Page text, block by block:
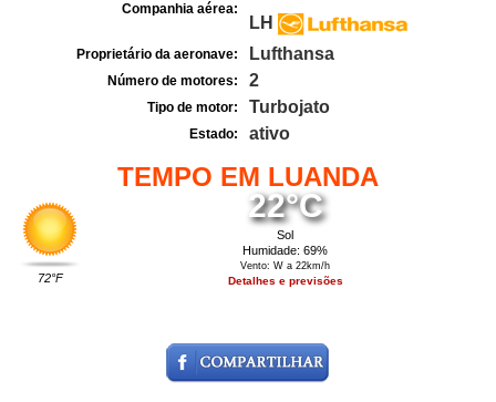
Companhia aérea:
LH
Proprietário da aeronave: Lufthansa
Número de motores: 2
Tipo de motor: Turbojato
Estado: ativo
TEMPO EM LUANDA
72°F
22°C
Sol
Humidade: 69%
Vento: W a 22km/h
Detalhes e previsões